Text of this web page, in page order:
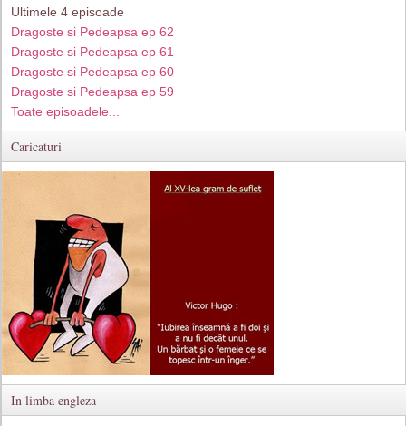
Ultimele 4 episoade
Dragoste si Pedeapsa ep 62
Dragoste si Pedeapsa ep 61
Dragoste si Pedeapsa ep 60
Dragoste si Pedeapsa ep 59
Toate episoadele...
Caricaturi
In limba engleza